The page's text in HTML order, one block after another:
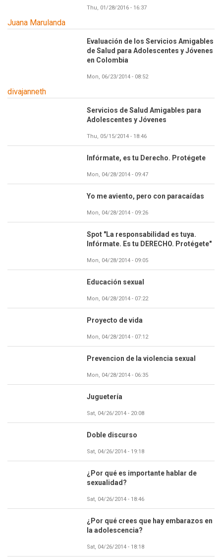
Thu, 01/28/2016 - 16:37
Juana Marulanda
Evaluación de los Servicios Amigables
de Salud para Adolescentes y Jóvenes
en Colombia
Mon, 06/23/2014 - 08:52
divajanneth
Servicios de Salud Amigables para
Adolescentes y Jóvenes
Thu, 05/15/2014 - 18:46
Infórmate, es tu Derecho. Protégete
Mon, 04/28/2014 - 09:47
Yo me aviento, pero con paracaídas
Mon, 04/28/2014 - 09:26
Spot "La responsabilidad es tuya.
Infórmate. Es tu DERECHO. Protégete"
Mon, 04/28/2014 - 09:05
Educación sexual
Mon, 04/28/2014 - 07:22
Proyecto de vida
Mon, 04/28/2014 - 07:12
Prevencion de la violencia sexual
Mon, 04/28/2014 - 06:35
Juguetería
Sat, 04/26/2014 - 20:08
Doble discurso
Sat, 04/26/2014 - 19:18
¿Por qué es importante hablar de
sexualidad?
Sat, 04/26/2014 - 18:46
¿Por qué crees que hay embarazos en
la adolescencia?
Sat, 04/26/2014 - 18:18